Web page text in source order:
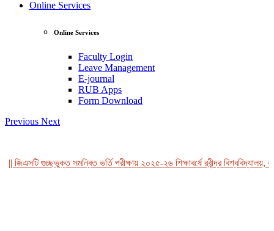
Online Services
Online Services
Faculty Login
Leave Management
E-journal
RUB Apps
Form Download
Previous Next
জিএসটি গুচ্ছভুক্ত সমন্বিত ভর্তি পরীক্ষায় ২০২৫-২৬ শিক্ষাবর্ষে রবীন্দ্র বিশ্ববিদ্যালয়,